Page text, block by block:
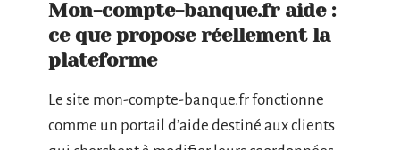
Mon-compte-banque.fr aide :
ce que propose réellement la
plateforme
Le site mon-compte-banque.fr fonctionne
comme un portail d’aide destiné aux clients